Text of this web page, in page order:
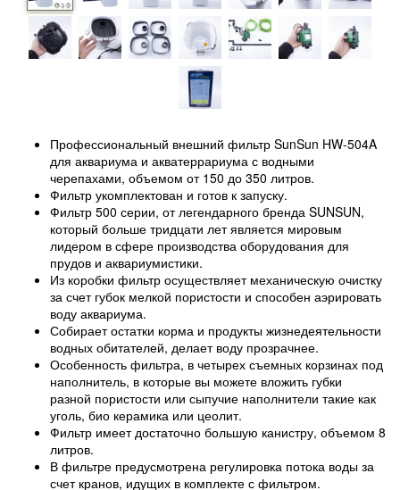
Профессиональный внешний фильтр SunSun HW-504A
для аквариума и акватеррариума с водными
черепахами, объемом от 150 до 350 литров.
Фильтр укомплектован и готов к запуску.
Фильтр 500 серии, от легендарного бренда SUNSUN,
который больше тридцати лет является мировым
лидером в сфере производства оборудования для
прудов и аквариумистики.
Из коробки фильтр осуществляет механическую очистку
за счет губок мелкой пористости и способен аэрировать
воду аквариума.
Собирает остатки корма и продукты жизнедеятельности
водных обитателей, делает воду прозрачнее.
Особенность фильтра, в четырех съемных корзинах под
наполнитель, в которые вы можете вложить губки
разной пористости или сыпучие наполнители такие как
уголь, био керамика или цеолит.
Фильтр имеет достаточно большую канистру, объемом 8
литров.
В фильтре предусмотрена регулировка потока воды за
счет кранов, идущих в комплекте с фильтром.